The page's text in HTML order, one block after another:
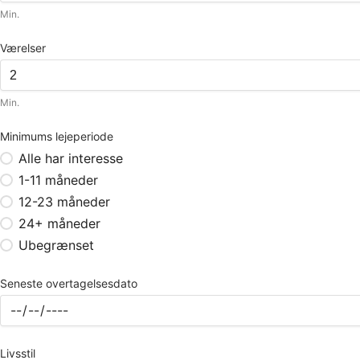
Min.
Værelser
Min.
Minimums lejeperiode
Alle har interesse
1-11 måneder
12-23 måneder
24+ måneder
Ubegrænset
Seneste overtagelsesdato
Livsstil